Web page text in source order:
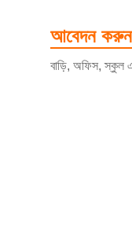
আবেদন করুন
বাড়ি, অফিস, স্কুল